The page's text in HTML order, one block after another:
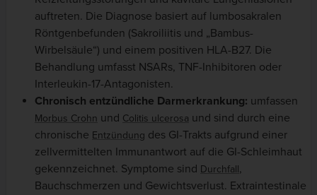
auftreten. Die Diagnose basiert auf lumbosakralen
Röntgenbefunden (Sakroiliitis und „Bambus-
Wirbelsäule“) und einem positiven HLA-B27. Die
Behandlung umfasst NSARs, TNF-Inhibitoren oder
Interleukin-17-Antagonisten.
Chronisch entzündliche Darmerkrankung: umfassen
Morbus Crohn und Colitis ulcerosa und sind durch eine
chronische Entzündung des GI-Trakts aufgrund einer
zellvermittelten Immunantwort auf die GI-Schleimhaut
gekennzeichnet. Symptome sind Durchfall,
Bauchschmerzen und Gewichtsverlust. Extraintestinale